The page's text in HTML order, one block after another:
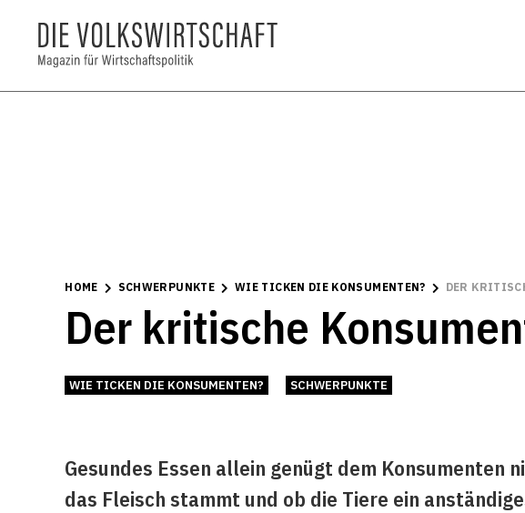
HOME SCHWERPUNKTE WIE TICKEN DIE KONSUMENTEN? DER
Der kritische
WIE TICKEN DIE KONSUMENTEN? SCHWERPUNKTE
Gesundes Essen allein genügt dem Konsumenten
das Fleisch stammt und ob die Tiere ein